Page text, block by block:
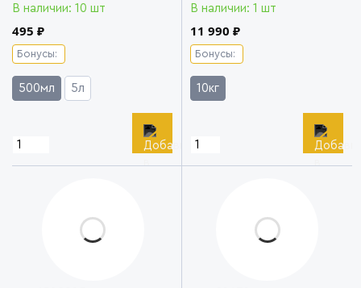
В наличии: 10 шт
495 ₽
Бонусы:
500мл 5л
В наличии: 1 шт
11 990 ₽
Бонусы:
10кг